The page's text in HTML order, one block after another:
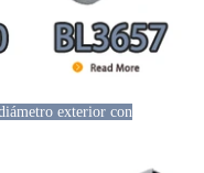
exterior con